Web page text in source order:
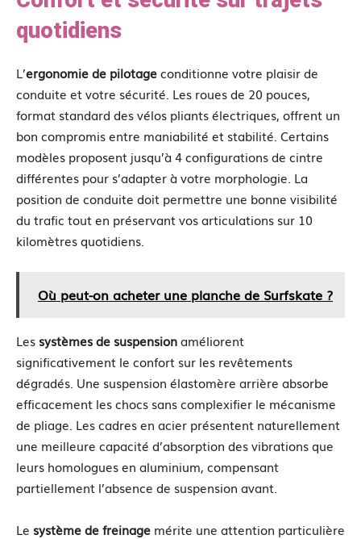
quotidiens
L’ergonomie de pilotageconditionne votre plaisir de
conduite et votre sécurité. Les roues de 20 pouces,
format standard des vélos pliants électriques, offrent un
bon compromis entre maniabilité et stabilité. Certains
modèles proposent jusqu’à 4 configurations de cintre
différentes pour s’adapter à votre morphologie. La
position de conduite doit permettre une bonne visibilité
du trafic tout en préservant vos articulations sur 10
kilomètres quotidiens.
Où peut-on acheter une planche de Surfskate ?
Les systèmes de suspensionaméliorent
significativement le confort sur les revêtements
dégradés. Une suspension élastomère arrière absorbe
efficacement les chocs sans complexifier le mécanisme
de pliage. Les cadres en acier présentent naturellement
une meilleure capacité d’absorption des vibrations que
leurs homologues en aluminium, compensant
partiellement l’absence de suspension avant.
Le système de freinage mérite une attention particulière